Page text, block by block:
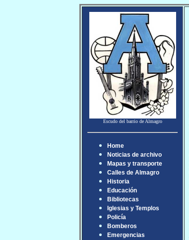
Escudo del barrio de Almagro
Home
Noticias de archivo
Mapas y transporte
Calles de Almagro
Historia
Educación
Bibliotecas
Iglesias y Templos
Policía
Bomberos
Emergencias